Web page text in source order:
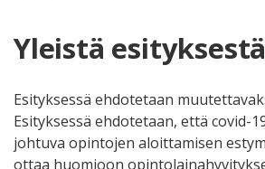
Yleistä esityksestä
Esityksessä ehdotetaan
Esityksessä ehdotetaan, että covid-
johtuva opintojen aloittamisen
ottaa huomioon